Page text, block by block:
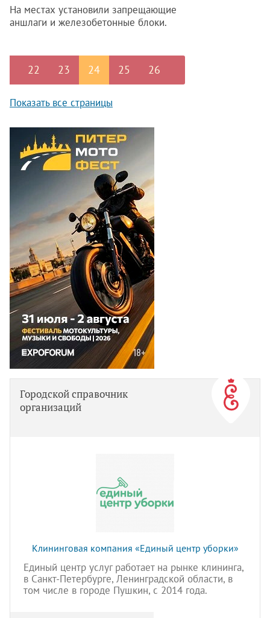
На местах установили запрещающие
аншлаги и железобетонные блоки.
22 23 24 25 26
Показать все страницы
Городской справочник
организаций
Клининговая компания «Единый центр уборки»
Единый центр услуг работает на рынке клининга,
в Санкт-Петербурге, Ленинградской области, в
том числе в городе Пушкин, с 2014 года.